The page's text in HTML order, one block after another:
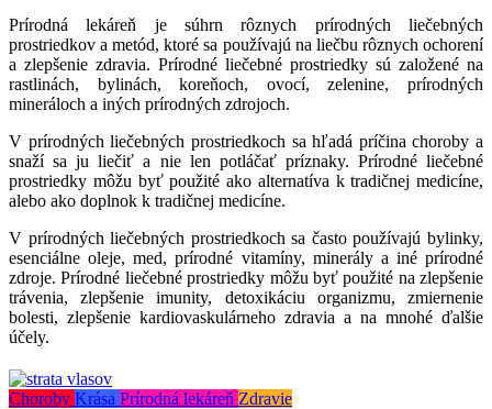
Prírodná lekáreň je súhrn rôznych prírodných liečebných
prostriedkov a metód, ktoré sa používajú na liečbu rôznych ochorení
a zlepšenie zdravia. Prírodné liečebné prostriedky sú založené na
rastlinách, bylinách, koreňoch, ovocí, zelenine, prírodných
mineráloch a iných prírodných zdrojoch.
V prírodných liečebných prostriedkoch sa hľadá príčina choroby a
snaží sa ju liečiť a nie len potláčať príznaky. Prírodné liečebné
prostriedky môžu byť použité ako alternatíva k tradičnej medicíne,
alebo ako doplnok k tradičnej medicíne.
V prírodných liečebných prostriedkoch sa často používajú bylinky,
esenciálne oleje, med, prírodné vitamíny, minerály a iné prírodné
zdroje. Prírodné liečebné prostriedky môžu byť použité na zlepšenie
trávenia, zlepšenie imunity, detoxikáciu organizmu, zmiernenie
bolesti, zlepšenie kardiovaskulárneho zdravia a na mnohé ďalšie
účely.
Choroby Krása Prírodná lekáreň Zdravie